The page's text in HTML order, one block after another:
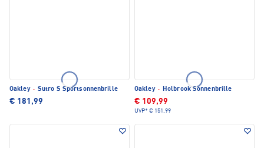
Oakley · Sutro S Sportsonnenbrille
€ 181,99
Oakley · Holbrook Sonnenbrille
€ 109,99
UVP* € 151,99